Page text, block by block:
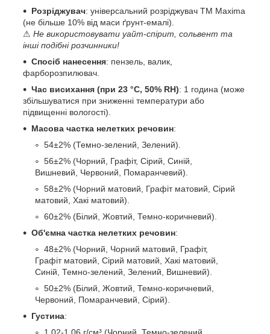
Розріджувач: універсальний розріджувач ТМ Maxima
(не більше 10% від маси ґрунт-емалі).
⚠ Не використовувати уайт-спірит, сольвент та
інші подібні розчинники!
Спосіб нанесення: пензель, валик,
фарборозпилювач.
Час висихання (при 23 °С, 50% RH): 1 година (може
збільшуватися при зниженні температури або
підвищенні вологості).
Масова частка нелетких речовин:
54±2% (Темно-зелений, Зелений).
56±2% (Чорний, Графіт, Сірий, Синій,
Вишневий, Червоний, Помаранчевий).
58±2% (Чорний матовий, Графіт матовий, Сірий
матовий, Хакі матовий).
60±2% (Білий, Жовтий, Темно-коричневий).
Об'ємна частка нелетких речовин:
48±2% (Чорний, Чорний матовий, Графіт,
Графіт матовий, Сірий матовий, Хакі матовий,
Синій, Темно-зелений, Зелений, Вишневий).
50±2% (Білий, Жовтий, Темно-коричневий,
Червоний, Помаранчевий, Сірий).
Густина:
1,02-1,06 г/см³ (Чорний, Темно-зелений,